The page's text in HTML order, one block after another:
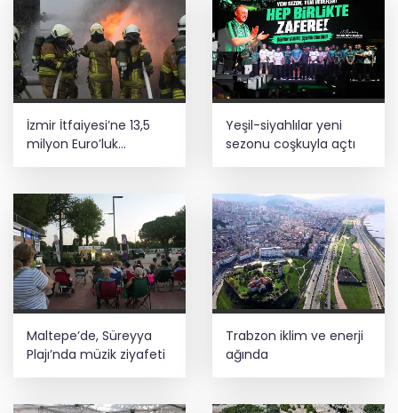
İzmir İtfaiyesi’ne 13,5
milyon Euro’luk
teknoloji yatırımı
Yeşil-siyahlılar yeni
sezonu coşkuyla açtı
Maltepe’de, Süreyya
Plajı’nda müzik ziyafeti
Trabzon iklim ve enerji
ağında